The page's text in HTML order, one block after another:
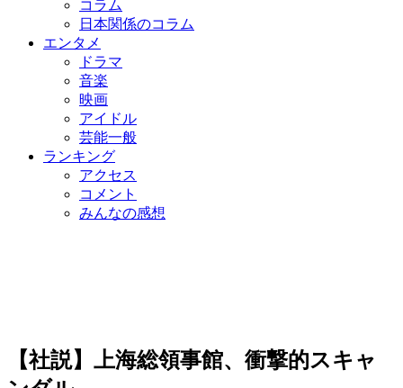
コラム
日本関係のコラム
エンタメ
ドラマ
音楽
映画
アイドル
芸能一般
ランキング
アクセス
コメント
みんなの感想
【社説】上海総領事館、衝撃的スキャ